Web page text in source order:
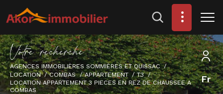
Fr
Votre recherche
AGENCES IMMOBILIÈRES SOMMIÈRES ET QUISSAC
LOCATION
COMBAS APPARTEMENT
T3
LOCATION APPARTEMENT 3 PIECES EN REZ DE CHAUSSEE A
COMBAS